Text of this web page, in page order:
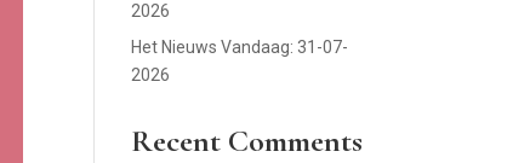
2026
Het Nieuws Vandaag: 31-07-
2026
Recent Comments